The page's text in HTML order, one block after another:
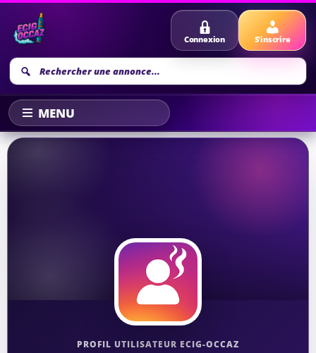
Recherche
annonce
Connexion S'inscrire
PROFIL UTILISATEUR ECIG-OCCAZ